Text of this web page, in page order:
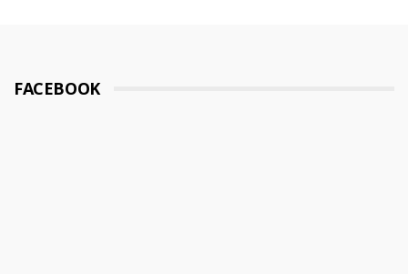
FACEBOOK